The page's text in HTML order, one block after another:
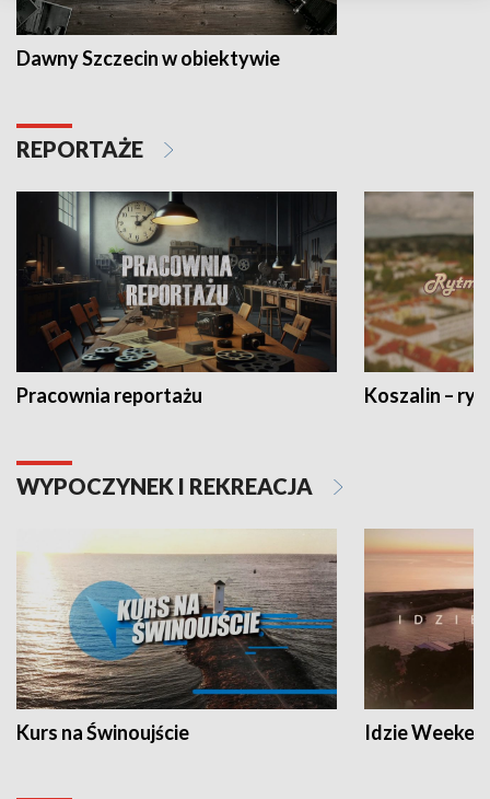
Dawny Szczecin w obiektywie
REPORTAŻE
Pracownia reportażu Koszalin –
WYPOCZYNEK I REKREACJA
Kurs na Świnoujście Idzie